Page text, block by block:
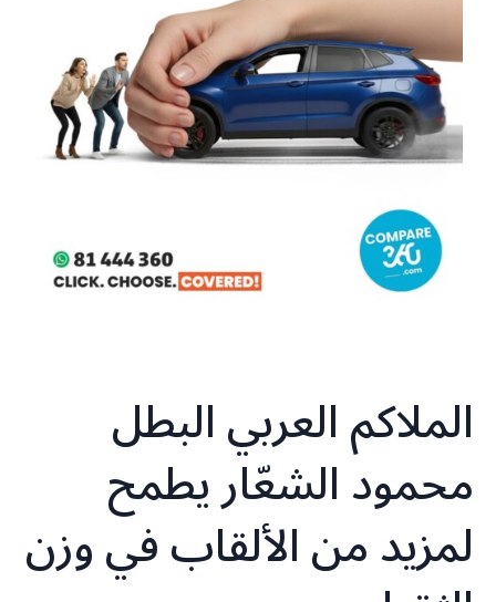
الملاكم العربي البطل
محمود الشعّار يطمح
لمزيد من الألقاب في وزن